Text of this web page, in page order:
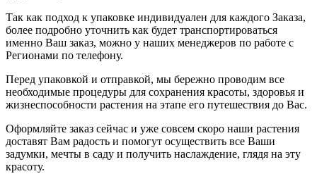
Так как подход к упаковке индивидуален для каждого Заказа,
более подробно уточнить как будет транспортироваться
именно Ваш заказ, можно у наших менеджеров по работе с
Регионами по телефону.
Перед упаковкой и отправкой, мы бережно проводим все
необходимые процедуры для сохранения красоты, здоровья и
жизнеспособности растения на этапе его путешествия до Вас.
Оформляйте заказ сейчас и уже совсем скоро наши растения
доставят Вам радость и помогут осуществить все Ваши
задумки, мечты в саду и получить наслаждение, глядя на эту
красоту.